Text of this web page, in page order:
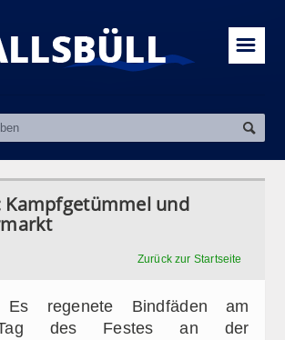
☰
Kampfgetümmel und
Zurück zur Startseite
regenete Bindfäden am
des Festes an der